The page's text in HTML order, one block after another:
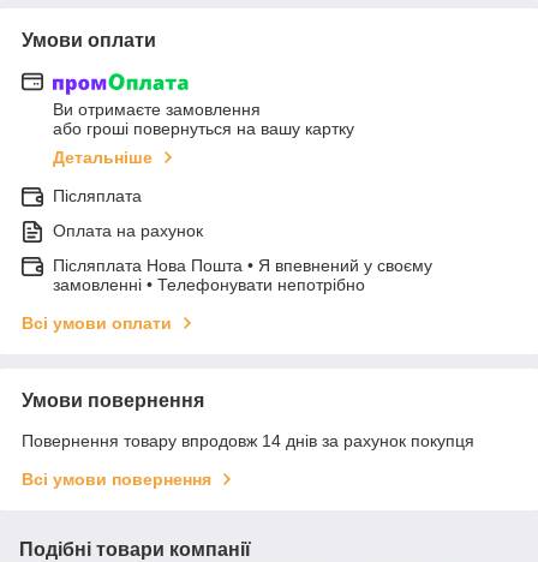
Умови оплати
Ви отримаєте замовлення
або гроші повернуться на вашу картку
Детальніше
Післяплата
Оплата на рахунок
Післяплата Нова Пошта • Я впевнений у своєму
замовленні • Телефонувати непотрібно
Всі умови оплати
Умови повернення
Повернення товару впродовж 14 днів за рахунок покупця
Всі умови повернення
Подібні товари компанії